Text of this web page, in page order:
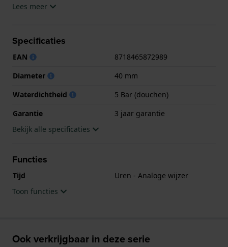
horloge geleverd met 3 jaar garantie.
Lees meer
Specificaties
EAN
8718465872989
Diameter
40 mm
Waterdichtheid
5 Bar (douchen)
Garantie
3 jaar garantie
Bekijk alle specificaties
Functies
Tijd
Uren - Analoge wijzer
Toon functies
Ook verkrijgbaar in deze serie